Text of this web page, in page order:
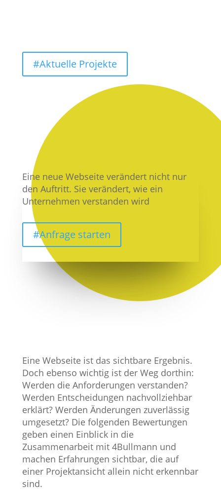
#Aktuelle Projekte
Eine neue Webseite verändert nicht nur
den Auftritt. Sie verändert, wie ein
Unternehmen verstanden wird
#Anfrage starten
Eine Webseite ist das sichtbare Ergebnis.
Doch ebenso wichtig ist der Weg dorthin:
Werden die Anforderungen verstanden?
Werden Entscheidungen nachvollziehbar
erklärt? Werden Änderungen zuverlässig
umgesetzt? Die folgenden Bewertungen
geben einen Einblick in die
Zusammenarbeit mit 4Bullmann und
machen Erfahrungen sichtbar, die auf
einer Projektansicht allein nicht erkennbar
sind.